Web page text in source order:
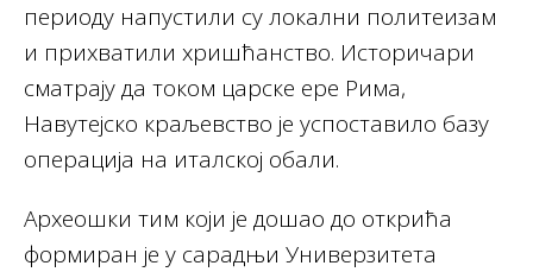
периоду напустили су локални политеизам
и прихватили хришћанство. Историчари
сматрају да током царске ере Рима,
Навутејско краљевство је успоставило базу
операција на италској обали.
Археошки тим који је дошао до открића
формиран је у сарадњи Универзитета